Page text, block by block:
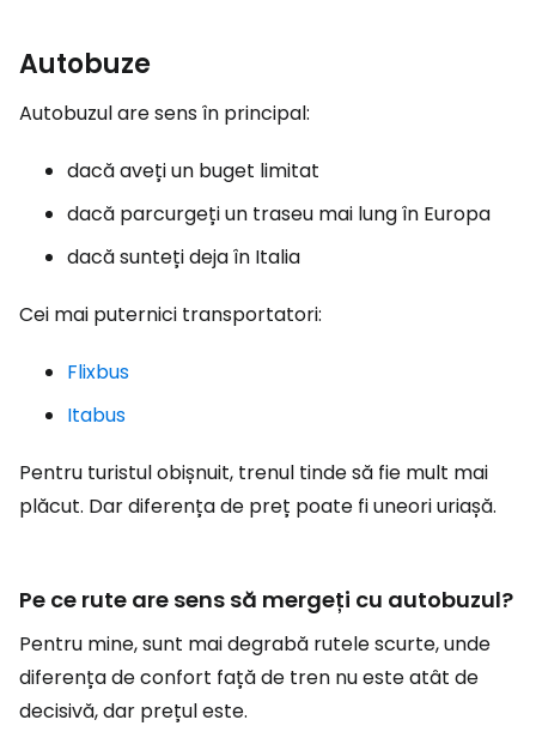
Autobuze
Autobuzul are sens în principal:
dacă aveți un buget limitat
dacă parcurgeți un traseu mai lung în Europa
dacă sunteți deja în Italia
Cei mai puternici transportatori:
Flixbus
Itabus
Pentru turistul obișnuit, trenul tinde să fie mult mai
plăcut. Dar diferența de preț poate fi uneori uriașă.
Pe ce rute are sens să mergeți cu autobuzul?
Pentru mine, sunt mai degrabă rutele scurte, unde
diferența de confort față de tren nu este atât de
decisivă, dar prețul este.